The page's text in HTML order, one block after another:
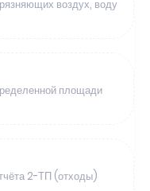
воздух, воду
площади
2-ТП (отходы)